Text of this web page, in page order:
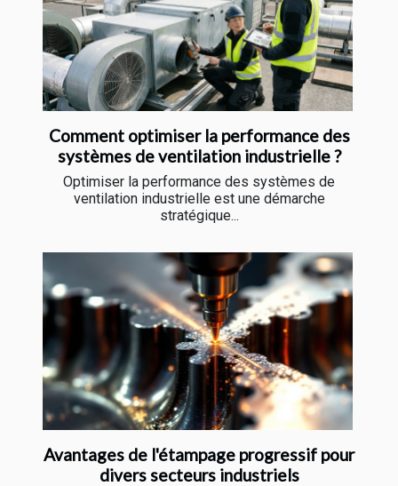
Comment optimiser la performance des
systèmes de ventilation industrielle ?
Optimiser la performance des systèmes de
ventilation industrielle est une démarche
stratégique...
Avantages de l'étampage progressif pour
divers secteurs industriels